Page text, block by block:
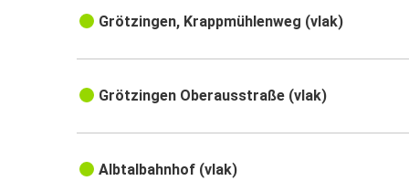
Grötzingen, Krappmühlenweg (vlak)
Grötzingen Oberausstraße (vlak)
Albtalbahnhof (vlak)